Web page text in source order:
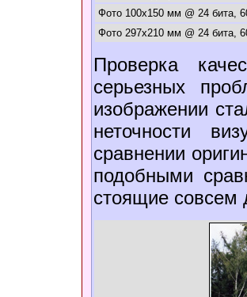
Фото 100x150 мм @ 24 бита,
Фото 297x210 мм @ 24 бита,
Проверка
серьезных
изображении
неточности
сравнении
подобными
стоящие совсем